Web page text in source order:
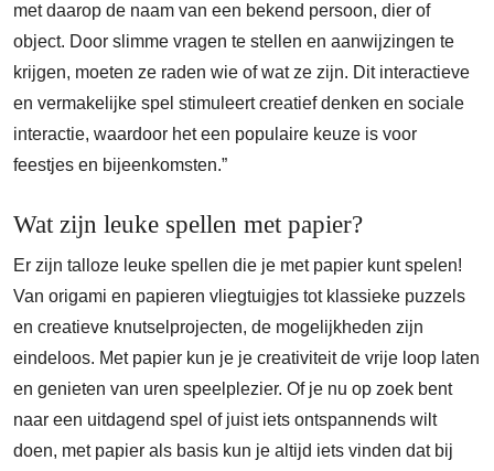
met daarop de naam van een bekend persoon, dier of
object. Door slimme vragen te stellen en aanwijzingen te
krijgen, moeten ze raden wie of wat ze zijn. Dit interactieve
en vermakelijke spel stimuleert creatief denken en sociale
interactie, waardoor het een populaire keuze is voor
feestjes en bijeenkomsten.”
Wat zijn leuke spellen met papier?
Er zijn talloze leuke spellen die je met papier kunt spelen!
Van origami en papieren vliegtuigjes tot klassieke puzzels
en creatieve knutselprojecten, de mogelijkheden zijn
eindeloos. Met papier kun je je creativiteit de vrije loop laten
en genieten van uren speelplezier. Of je nu op zoek bent
naar een uitdagend spel of juist iets ontspannends wilt
doen, met papier als basis kun je altijd iets vinden dat bij